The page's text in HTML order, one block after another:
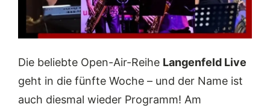
Die beliebte Open-Air-Reihe Langenfeld Live
geht in die fünfte Woche – und der Name ist
auch diesmal wieder Programm! Am